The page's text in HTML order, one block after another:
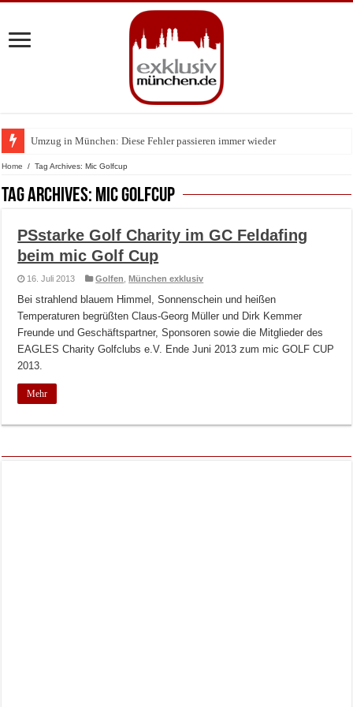
Umzug in München: Diese Fehler passieren immer wieder
Zu Gast im Fränk’ness: Sternekoch Alexander Herrmann lädt krebskranke
Home / Tag Archives: Mic Golfcup
Tag Archives: Mic Golfcup
PSstarke Golf Charity im GC Feldafing
beim mic Golf Cup
16. Juli 2013 Golfen ,München exklusiv
Bei strahlend blauem Himmel, Sonnenschein und heißen
Temperaturen begrüßten Claus-Georg Müller und Dirk Kemmer
Freunde und Geschäftspartner, Sponsoren sowie die Mitglieder des
EAGLES Charity Golfclubs e.V. Ende Juni 2013 zum mic GOLF CUP
2013.
Mehr